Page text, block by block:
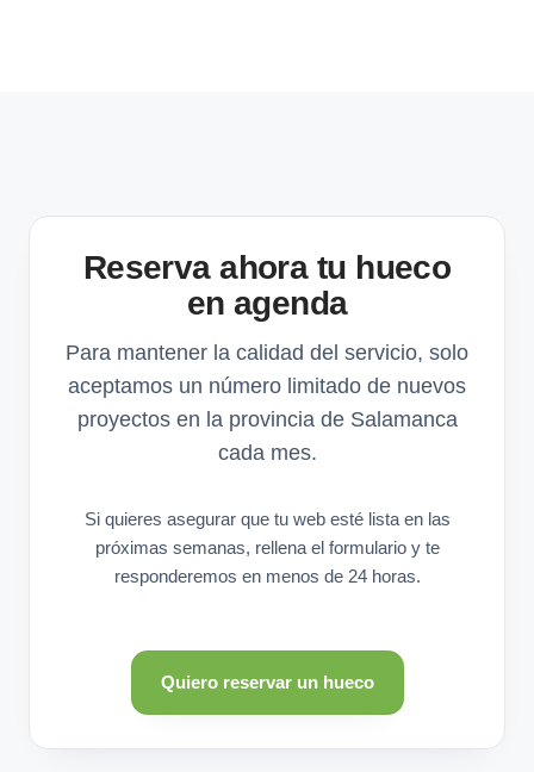
Reserva ahora tu hueco
en agenda
Para mantener la calidad del servicio, solo
aceptamos un número limitado de nuevos
proyectos en la provincia de Salamanca
cada mes.
Si quieres asegurar que tu web esté lista en las
próximas semanas, rellena el formulario y te
responderemos en menos de 24 horas.
Quiero reservar un hueco